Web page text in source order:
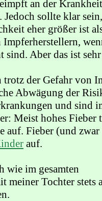
an der
Jedoch sollte klar
eher größer ist
Impferherstellern,
sind. Aber das ist
trotz der Gefahr von
Abwägung der
und sind
Meist hohes
auf. Fieber (und
auf.
wie im gesamten
meiner Tochter stets